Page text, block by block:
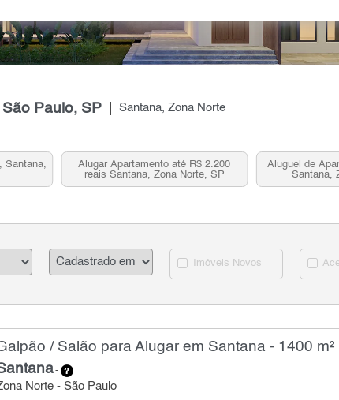
Paulo, SP Santana, Zona Norte
Santana,
Alugar Apartamento até R$ 2.200
reais Santana, Zona Norte, SP
Aluguel de
Santana,
Imóveis Novos
/ Salão para Alugar em Santana - 1400 m²
-
Norte - São Paulo